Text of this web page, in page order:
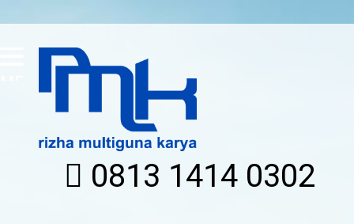
0813 1414 0302